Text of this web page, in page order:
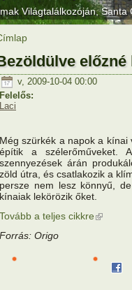
Világtalálkozóján, Santa
v, 2009-10-04 00:00
Felelős:
Laci
Még szürkék a napok a
építik a szélerőműveket.
szennyezések árán
zöld útra, és csatlakozik a
persze nem lesz könnyű,
kínaiak lekörözik őket.
Tovább a teljes cikkre (külső
Forrás: Origo